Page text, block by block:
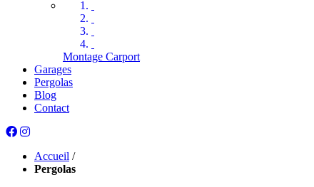
Montage Carport
Garages
Pergolas
Blog
Contact
Accueil /
Pergolas